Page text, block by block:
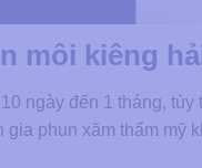
môi kiêng
ngày đến 1 tháng,
phun xăm thẩm mỹ